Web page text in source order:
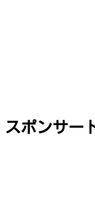
スポンサー